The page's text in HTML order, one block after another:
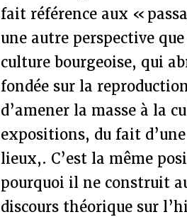
fait référence aux «
une autre perspective
culture bourgeoise, qui
fondée sur la
d’amener la masse à la
expositions, du fait
lieux,. C’est la même
pourquoi il ne construit
discours théorique sur